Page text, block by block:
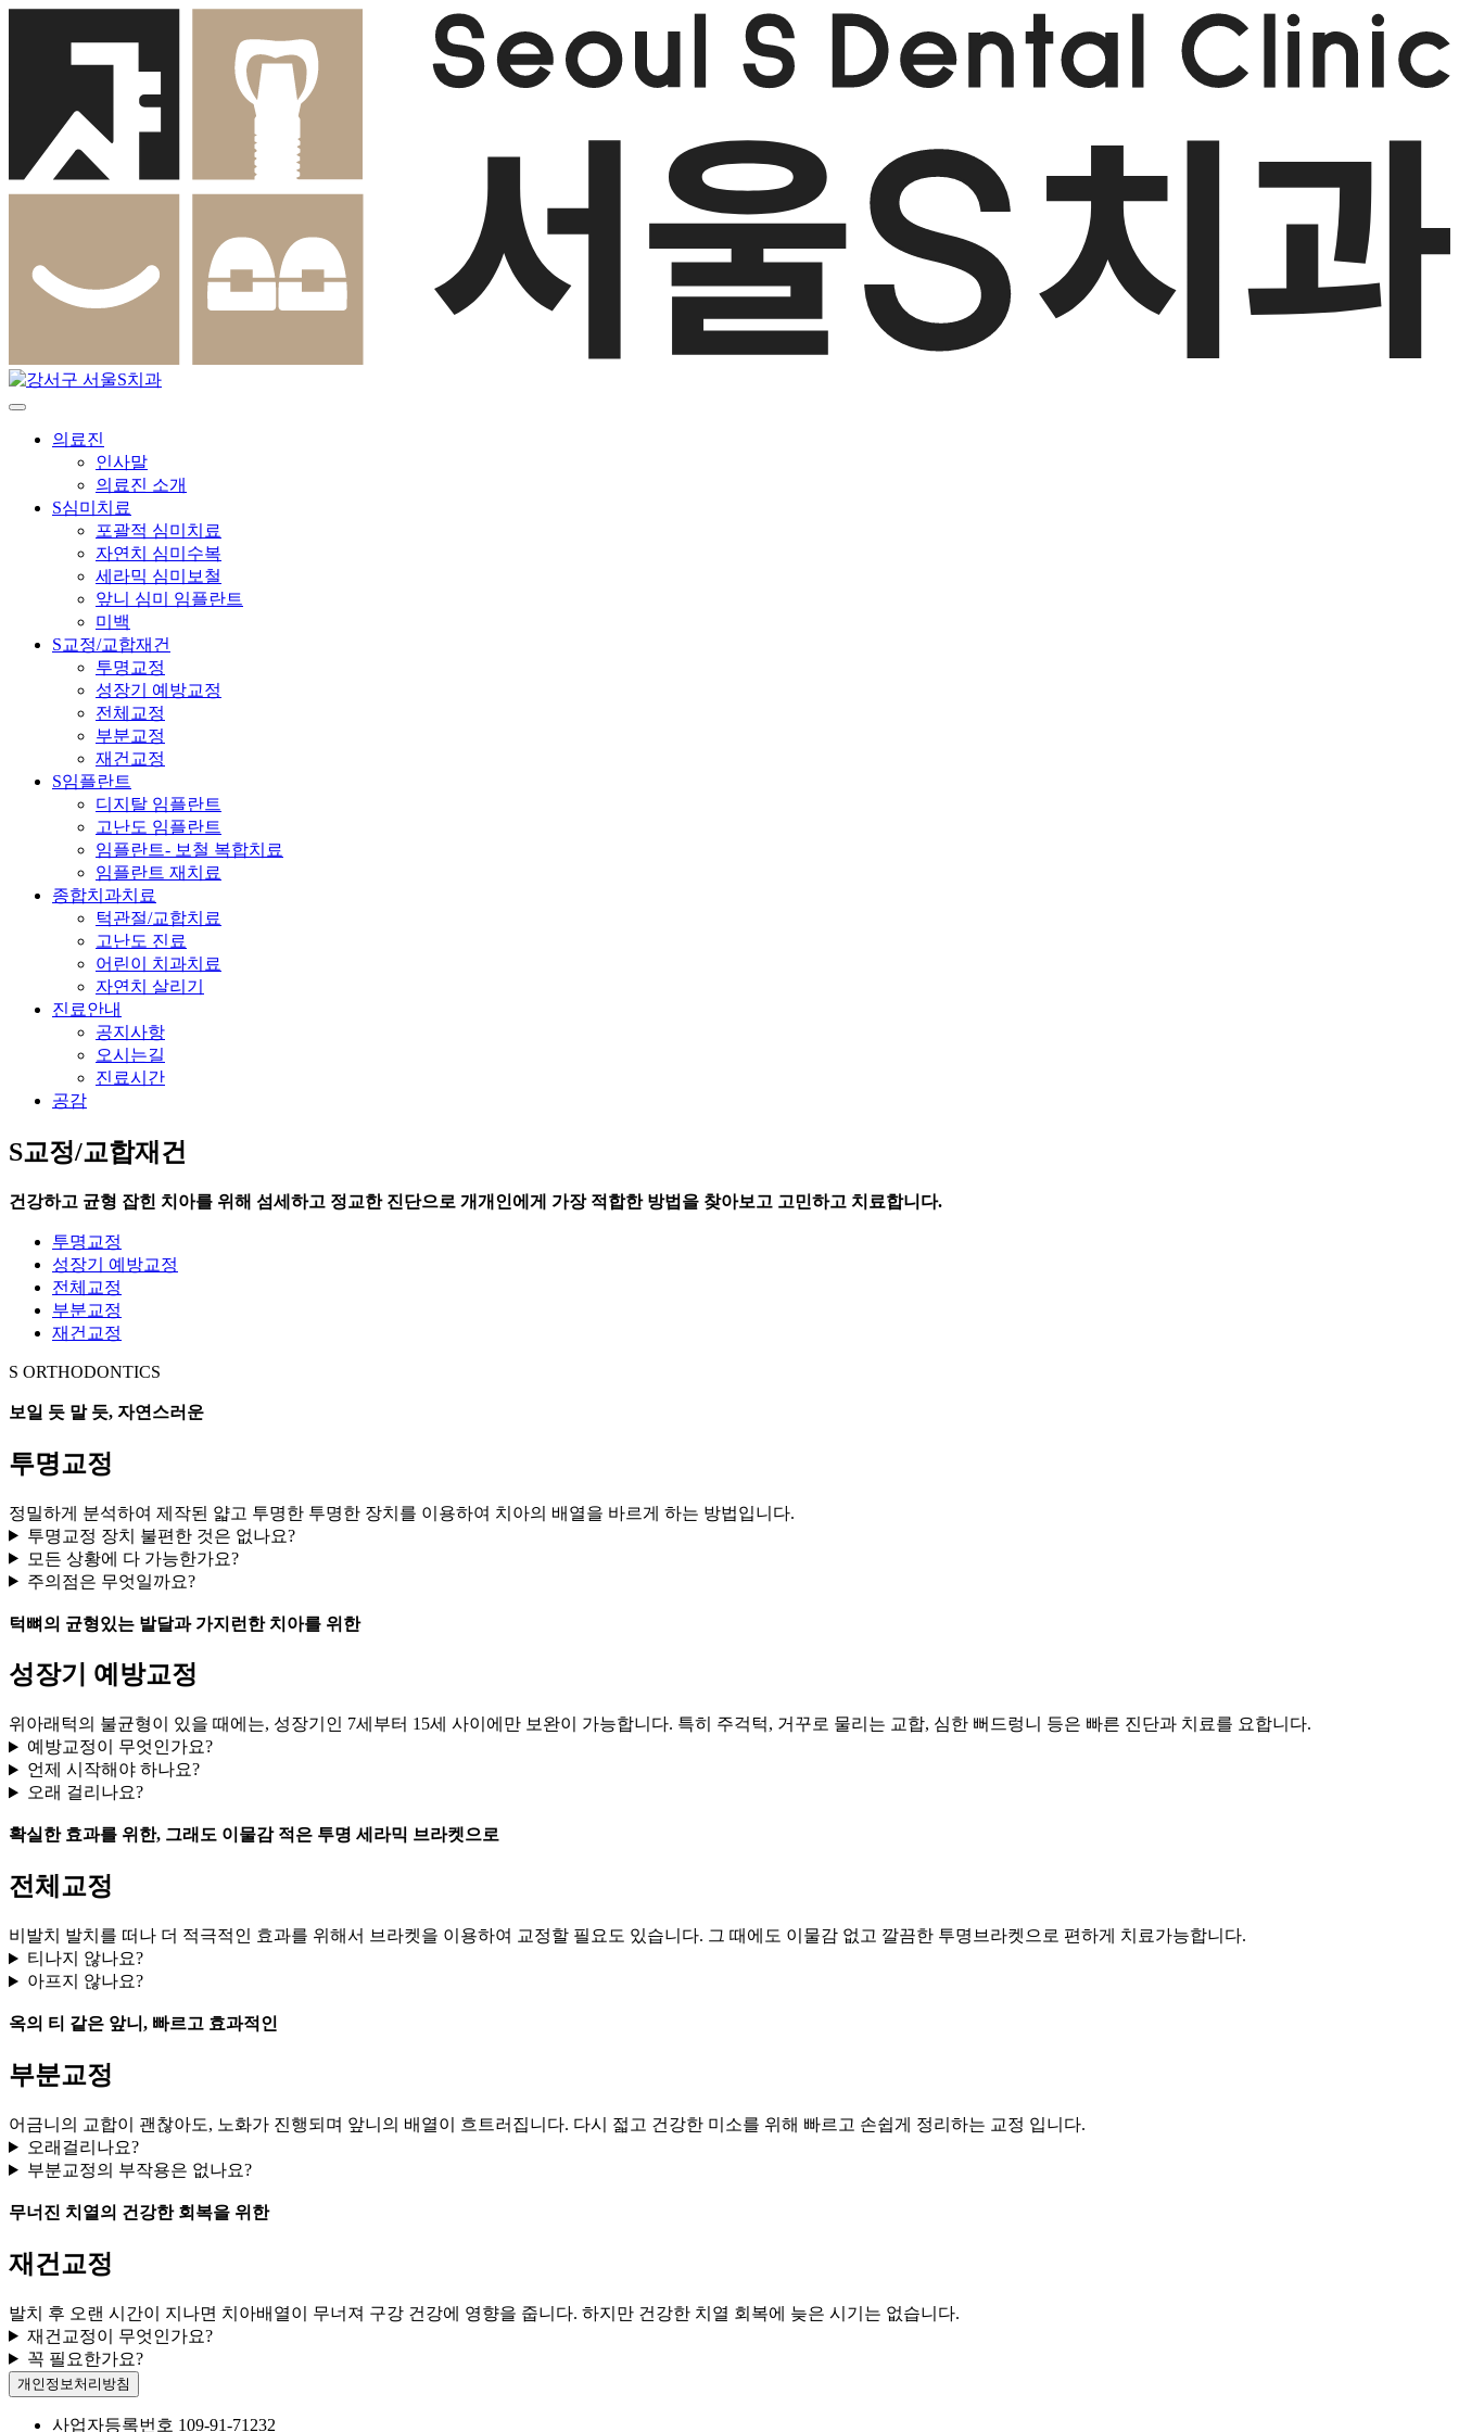
의료진
인사말
의료진 소개
S심미치료
포괄적 심미치료
자연치 심미수복
세라믹 심미보철
앞니 심미 임플란트
미백
S교정/교합재건
투명교정
성장기 예방교정
전체교정
부분교정
재건교정
S임플란트
디지탈 임플란트
고난도 임플란트
임플란트- 보철 복합치료
임플란트 재치료
종합치과치료
턱관절/교합치료
고난도 진료
어린이 치과치료
자연치 살리기
진료안내
공지사항
오시는길
진료시간
공감
S교정/교합재건
건강하고 균형 잡힌 치아를 위해 섬세하고 정교한 진단으로 개개인에게 가장 적합한 방법을 찾아보고 고민하고 치료합니다.
투명교정
성장기 예방교정
전체교정
부분교정
재건교정
S ORTHODONTICS
보일 듯 말 듯, 자연스러운
투명교정
정밀하게 분석하여 제작된 얇고 투명한 투명한 장치를 이용하여 치아의 배열을 바르게 하는 방법입니다.
투명교정 장치 불편한 것은 없나요?
모든 상황에 다 가능한가요?
주의점은 무엇일까요?
턱뼈의 균형있는 발달과 가지런한 치아를 위한
성장기 예방교정
위아래턱의 불균형이 있을 때에는, 성장기인 7세부터 15세 사이에만 보완이 가능합니다. 특히 주걱턱, 거꾸로 물리는 교합, 심한 뻐드렁니 등은 빠른 진단과 치료를 요합니다.
예방교정이 무엇인가요?
언제 시작해야 하나요?
오래 걸리나요?
확실한 효과를 위한, 그래도 이물감 적은 투명 세라믹 브라켓으로
전체교정
비발치 발치를 떠나 더 적극적인 효과를 위해서 브라켓을 이용하여 교정할 필요도 있습니다. 그 때에도 이물감 없고 깔끔한 투명브라켓으로 편하게 치료가능합니다.
티나지 않나요?
아프지 않나요?
옥의 티 같은 앞니, 빠르고 효과적인
부분교정
어금니의 교합이 괜찮아도, 노화가 진행되며 앞니의 배열이 흐트러집니다. 다시 젋고 건강한 미소를 위해 빠르고 손쉽게 정리하는 교정 입니다.
오래걸리나요?
부분교정의 부작용은 없나요?
무너진 치열의 건강한 회복을 위한
재건교정
발치 후 오랜 시간이 지나면 치아배열이 무너져 구강 건강에 영향을 줍니다. 하지만 건강한 치열 회복에 늦은 시기는 없습니다.
재건교정이 무엇인가요?
꼭 필요한가요?
개인정보처리방침
사업자등록번호 109-91-71232